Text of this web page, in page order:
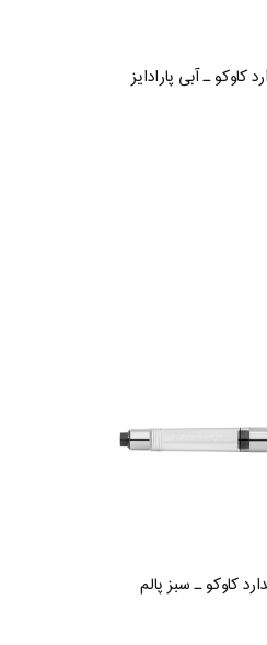
کاوکو ـ آبی پارادایز
کاوکو ـ سبز پالم